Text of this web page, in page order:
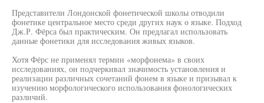
Представители Лондонской фонетической школы отводили
фонетике центральное место среди других наук о языке. Подход
Дж.Р. Фёрса был практическим. Он предлагал использовать
данные фонетики для исследования живых языков.
Хотя Фёрс не применял термин «морфонема» в своих
исследованиях, он подчеркивал значимость установления и
реализации различных сочетаний фонем в языке и призывал к
изучению морфологического использования фонологических
различий.